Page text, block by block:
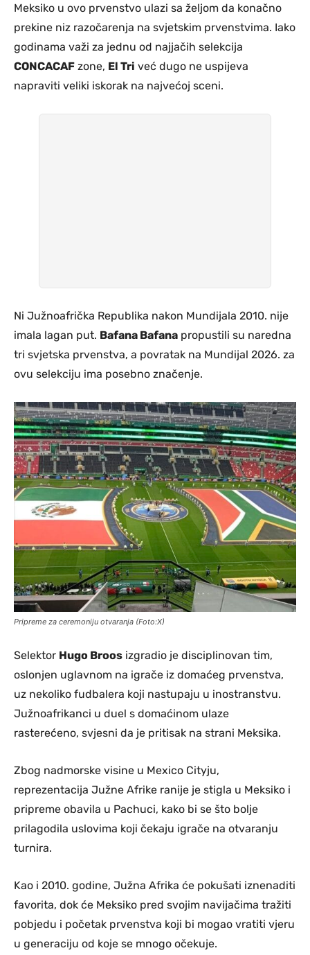
Meksiko u ovo prvenstvo ulazi sa željom da konačno
prekine niz razočarenja na svjetskim prvenstvima. Iako
godinama važi za jednu od najjačih selekcija
CONCACAF zone, El Tri već dugo ne uspijeva
napraviti veliki iskorak na najvećoj sceni.
Ni Južnoafrička Republika nakon Mundijala 2010. nije
imala lagan put. Bafana Bafana propustili su naredna
tri svjetska prvenstva, a povratak na Mundijal 2026. za
ovu selekciju ima posebno značenje.
Pripreme za ceremoniju otvaranja (Foto:X)
Selektor Hugo Broos izgradio je disciplinovan tim,
oslonjen uglavnom na igrače iz domaćeg prvenstva,
uz nekoliko fudbalera koji nastupaju u inostranstvu.
Južnoafrikanci u duel s domaćinom ulaze
rasterećeno, svjesni da je pritisak na strani Meksika.
Zbog nadmorske visine u Mexico Cityju,
reprezentacija Južne Afrike ranije je stigla u Meksiko i
pripreme obavila u Pachuci, kako bi se što bolje
prilagodila uslovima koji čekaju igrače na otvaranju
turnira.
Kao i 2010. godine, Južna Afrika će pokušati iznenaditi
favorita, dok će Meksiko pred svojim navijačima tražiti
pobjedu i početak prvenstva koji bi mogao vratiti vjeru
u generaciju od koje se mnogo očekuje.